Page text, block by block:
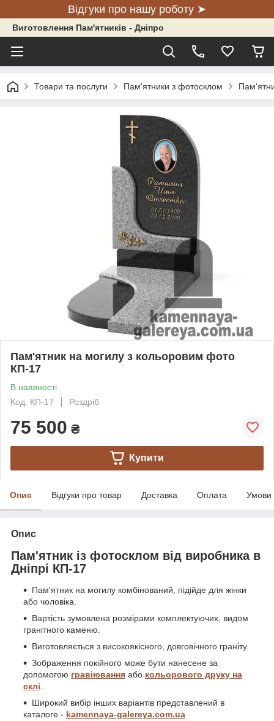
Відгуки про нашу роботу ➤
Виготовлення Пам'ятників - Дніпро
Товари та послуги Пам'ятники з фотосклом
Пам'ятник на могилу з кольоровим фото
КП-17
В наявності
Код: КП-17
Роздріб
75 500 ₴
Купити
Опис Відгуки про товар Доставка Оплата Умови
Опис
Пам'ятник із фотосклом від виробника в
Дніпрі КП-17
Пам'ятник на могилу комбінований, підійде для жінки
або чоловіка.
Вартість зумовлена розмірами комплектуючих, видом
гранітного каменю.
Виготовляється з високоякісного, довговічного граніту.
Зображення покійного може бути нанесене за
допомогою гравіювання або кольорового друку на
склі.
Широкий вибір інших варіантів представлений в
каталоге - kamennaya-galereya.com.ua